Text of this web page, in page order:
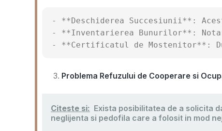
- **Deschiderea Succesiunii**:
- **Inventarierea Bunurilor**:
- **Certificatul de Mostenitor**:
Problema Refuzului de Cooperare si
Citeste si: Exista posibilitatea de a solicita
neglijenta si pedofila care a folosit in mod